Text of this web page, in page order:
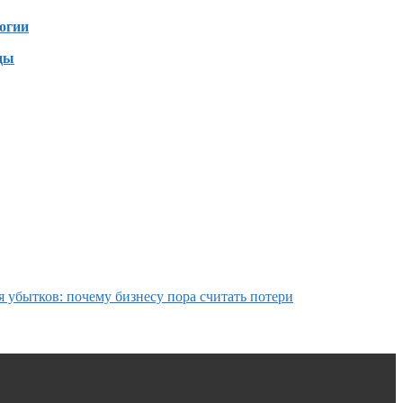
убытков: почему бизнесу пора считать потери